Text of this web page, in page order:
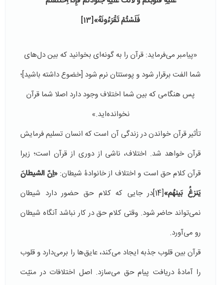
فَلَسْتُمْ تَقْرَءُونَهُ»[13]
«پیامبر می‌فرماید: قرآن را به گونه‌ای بخوانید که بین دل‌های
شما الفت برقرار شود و پوستتان نرم شود [خضوع داشته باشید]؛
پس هنگامی که بین شما اختلاف وجود دارد اصلا شما قرآن
نخوانده‌اید.»
تأثیر قرآن خواندن در زندگی آن است که انسان تسلیم فرمایش
قرآن خواهد شد. اختلاف، ناشی از دوری از قرآن است؛ زیرا
قرآن کلام حق است و اختلاف از خانوادۀ شیطان:«اِنّ الشیطانَ
یَنزغُ بَینهُم»[14]
در جایی که کلام حق حضور دارد شیطان
نمی‌تواند حاضر شود. وقتی کلام حق در کار نباشد آنگاه شیطان
رو می‌آورد.
قرآن بین قلوب جذبه ایجاد می‌کند، عایق‌ها را برمی‌دارد و قلوب
را آمادۀ دریافت پیام حق می‌سازد. اصل اختلافات در منیّت